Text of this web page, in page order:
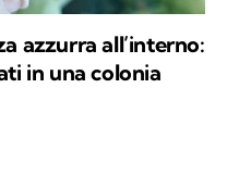
azzurra all’interno:
in una colonia